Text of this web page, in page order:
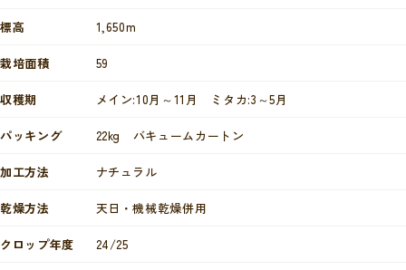
標高 1,650m
栽培面積 59
収穫期 メイン:10月～11月 ミタカ:3～5月
パッキング 22kg バキュームカートン
加工方法 ナチュラル
乾燥方法 天日・機械乾燥併用
クロップ年度 24/25